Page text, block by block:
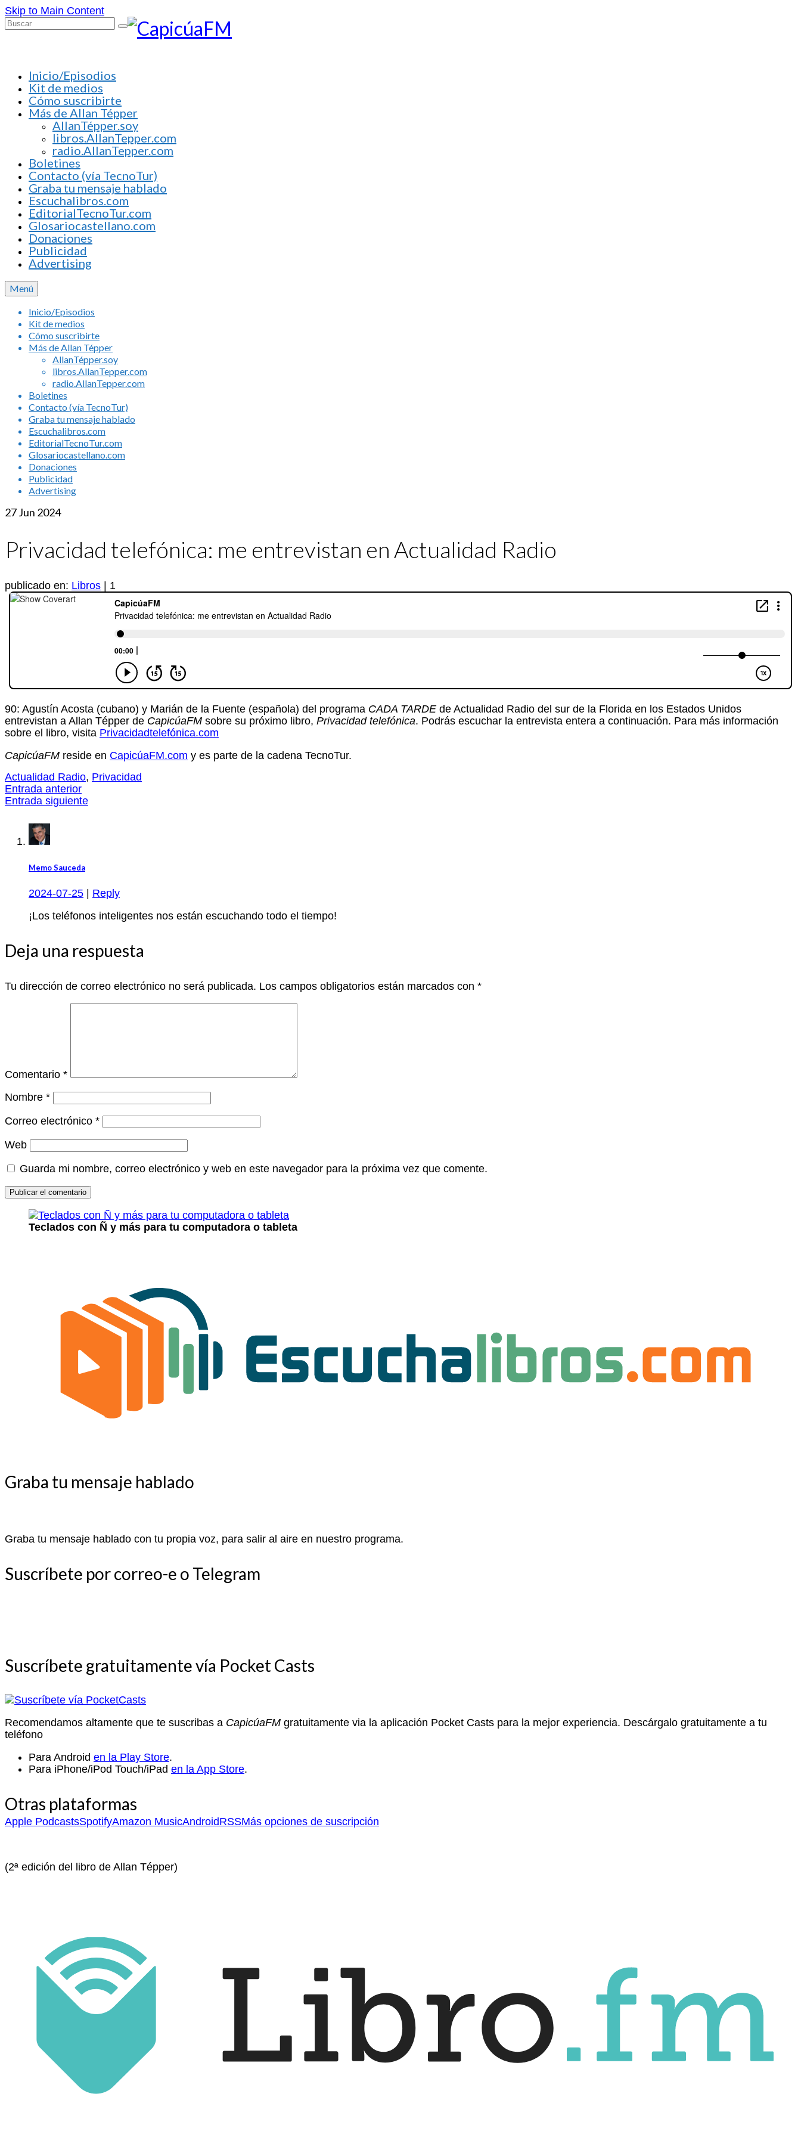
Skip to Main Content
Buscar
Inicio/Episodios
Kit de medios
Cómo suscribirte
Más de Allan Tépper
AllanTépper.soy
libros.AllanTepper.com
radio.AllanTepper.com
Boletines
Contacto (vía TecnoTur)
Graba tu mensaje hablado
Escuchalibros.com
EditorialTecnoTur.com
Glosariocastellano.com
Donaciones
Publicidad
Advertising
Menú
Inicio/Episodios
Kit de medios
Cómo suscribirte
Más de Allan Tépper
AllanTépper.soy
libros.AllanTepper.com
radio.AllanTepper.com
Boletines
Contacto (vía TecnoTur)
Graba tu mensaje hablado
Escuchalibros.com
EditorialTecnoTur.com
Glosariocastellano.com
Donaciones
Publicidad
Advertising
27Jun 2024
Privacidad telefónica: me entrevistan en Actualidad Radio
publicado en: Libros 1
90: Agustín Acosta (cubano) y Marián de la Fuente (española) del programa CADA TARDE de Actualidad Radio del sur de la Florida en los Estados Unidos
entrevistan a Allan Tépper de CapicúaFM sobre su próximo libro, Privacidad telefónica. Podrás escuchar la entrevista entera a continuación. Para más información
sobre el libro, visita Privacidadtelefónica.com
CapicúaFM reside en CapicúaFM.com y es parte de la cadena TecnoTur.
Actualidad Radio, Privacidad
Entrada anterior
Entrada siguiente
Memo Sauceda
2024-07-25
Reply
¡Los teléfonos inteligentes nos están escuchando todo el tiempo!
Deja una respuesta
Tu dirección de correo electrónico no será publicada. Los campos obligatorios están marcados con *
Comentario *
Nombre *
Correo electrónico *
Web
Guarda mi nombre, correo electrónico y web en este navegador para la próxima vez que comente.
Teclados con Ñ y más para tu computadora o tableta
Graba tu mensaje hablado
Graba tu mensaje hablado con tu propia voz, para salir al aire en nuestro programa.
Suscríbete por correo-e o Telegram
Suscríbete gratuitamente vía Pocket Casts
Recomendamos altamente que te suscribas a CapicúaFM gratuitamente via la aplicación Pocket Casts para la mejor experiencia. Descárgalo gratuitamente a tu
teléfono
Para Android en la Play Store.
Para iPhone/iPod Touch/iPad en la App Store.
Otras plataformas
Apple PodcastsSpotifyAmazon MusicAndroidRSSMás opciones de suscripción
(2ª edición del libro de Allan Tépper)